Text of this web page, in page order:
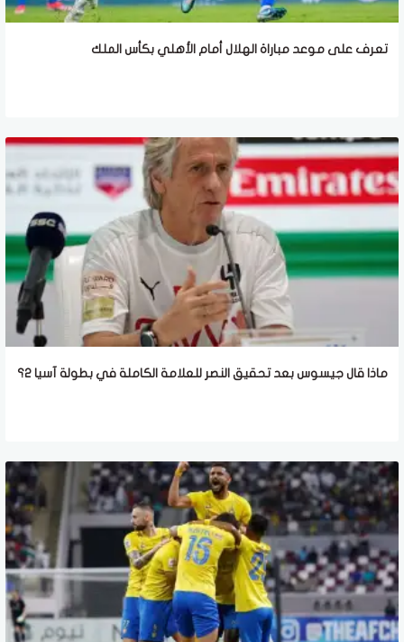
تعرف على موعد مباراة الهلال أمام الأهلي بكأس الملك
ماذا قال جيسوس بعد تحقيق النصر للعلامة الكاملة في بطولة آسيا 2؟